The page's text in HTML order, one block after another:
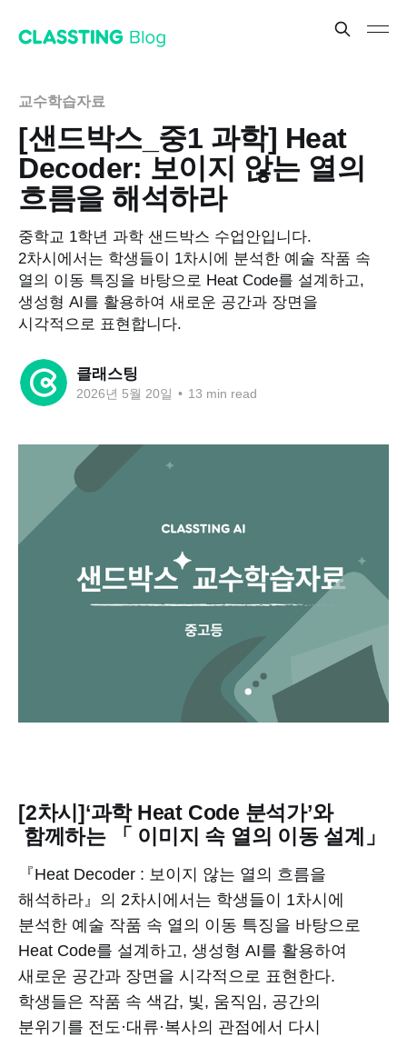
교수학습자료
[샌드박스_중1 과학] Heat
Decoder: 보이지 않는 열의
흐름을 해석하라
중학교 1학년 과학 샌드박스 수업안입니다.
2차시에서는 학생들이 1차시에 분석한 예술 작품 속
열의 이동 특징을 바탕으로 Heat Code를 설계하고,
생성형 AI를 활용하여 새로운 공간과 장면을
시각적으로 표현합니다.
클래스팅
2026년 5월 20일 • 13 min read
[2차시]‘과학 Heat Code 분석가’와
함께하는 「 이미지 속 열의 이동 설계」
『Heat Decoder : 보이지 않는 열의 흐름을
해석하라』의 2차시에서는 학생들이 1차시에
분석한 예술 작품 속 열의 이동 특징을 바탕으로
Heat Code를 설계하고, 생성형 AI를 활용하여
새로운 공간과 장면을 시각적으로 표현한다.
학생들은 작품 속 색감, 빛, 움직임, 공간의
분위기를 전도·대류·복사의 관점에서 다시